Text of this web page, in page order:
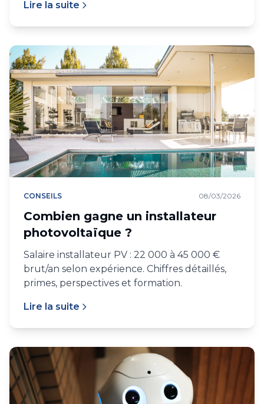
Lire la suite
CONSEILS 08/03/2026
Combien gagne un installateur
photovoltaïque ?
Salaire installateur PV : 22 000 à 45 000 €
brut/an selon expérience. Chiffres détaillés,
primes, perspectives et formation.
Lire la suite